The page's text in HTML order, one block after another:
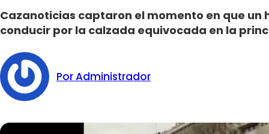
Cazanoticias captaron el momento en que un
conducir por la calzada equivocada en la
Por Administrador